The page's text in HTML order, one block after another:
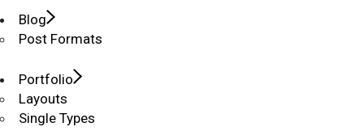
Blog
Post Formats
Portfolio
Layouts
Single Types